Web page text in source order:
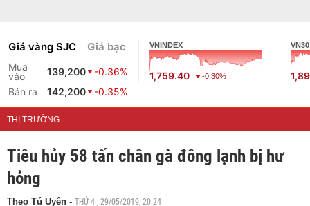
Giá vàng SJC Giá bạc
Mua
vào
139,200
-0.36%
Bán ra
142,200 -0.35%
VNINDEX
1,759.40 -0.30%
VN30
THỊ TRƯỜNG
Tiêu hủy 58 tấn chân gà đông lạnh bị hư
hỏng
Theo Tú Uyên - THỨ 4 , 29/05/2019, 20:24